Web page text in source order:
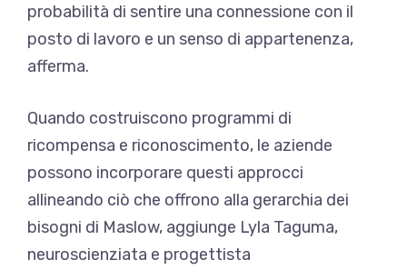
probabilità di sentire una connessione con il
posto di lavoro e un senso di appartenenza,
afferma.
Quando costruiscono programmi di
ricompensa e riconoscimento, le aziende
possono incorporare questi approcci
allineando ciò che offrono alla gerarchia dei
bisogni di Maslow, aggiunge Lyla Taguma,
neuroscienziata e progettista